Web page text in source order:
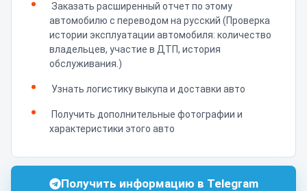
Заказать расширенный отчет по этому
автомобилю с переводом на русский (Проверка
истории эксплуатации автомобиля: количество
владельцев, участие в ДТП, история
обслуживания.)
Узнать логистику выкупа и доставки авто
Получить дополнительные фотографии и
характеристики этого авто
Получить информацию в Telegram